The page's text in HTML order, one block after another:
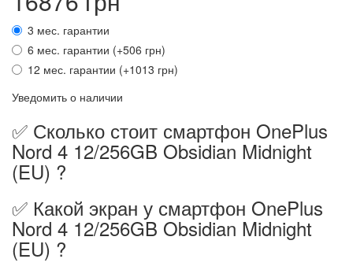
3 мес. гарантии
6 мес. гарантии (+506 грн)
12 мес. гарантии (+1013 грн)
Уведомить о наличии
✅ Сколько стоит смартфон OnePlus
Nord 4 12/256GB Obsidian Midnight
(EU) ?
✅ Какой экран у смартфон OnePlus
Nord 4 12/256GB Obsidian Midnight
(EU) ?